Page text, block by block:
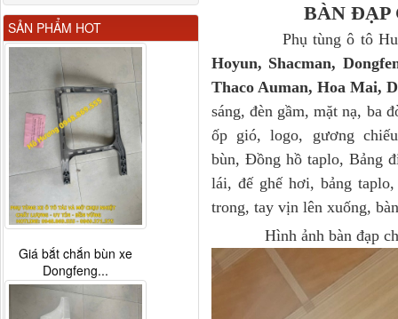
BÀN ĐẠP
Phụ tùng ô tô Huyền
Hoyun, Shacman,
Thaco Auman, Hoa Mai,
sáng, đèn gầm, mặt nạ, ba
ốp gió, logo, gương
bùn, Đồng hồ taplo, Bảng
lái, đế ghế hơi, bảng
trong, tay vịn lên xuống,
Hình ảnh bàn đạp
SẢN PHẨM HOT
Gương chiếu hậu FAW
JH6 có sấy...
Giá bắt chắn bùn xe
Dongfeng...